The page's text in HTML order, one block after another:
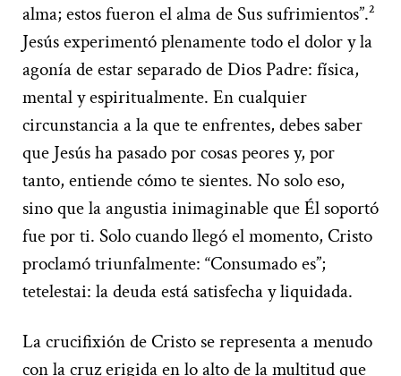
alma; estos fueron el alma de Sus sufrimientos”.²
Jesús experimentó plenamente todo el dolor y la
agonía de estar separado de Dios Padre: física,
mental y espiritualmente. En cualquier
circunstancia a la que te enfrentes, debes saber
que Jesús ha pasado por cosas peores y, por
tanto, entiende cómo te sientes. No solo eso,
sino que la angustia inimaginable que Él soportó
fue por ti. Solo cuando llegó el momento, Cristo
proclamó triunfalmente: “Consumado es”;
tetelestai: la deuda está satisfecha y liquidada.
La crucifixión de Cristo se representa a menudo
con la cruz erigida en lo alto de la multitud que